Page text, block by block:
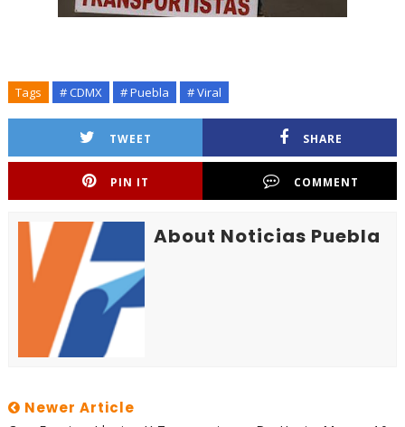
Tags # CDMX # Puebla # Viral
TWEET SHARE
PIN IT COMMENT
About Noticias Puebla
Newer Article